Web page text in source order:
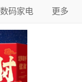
数码家电 更多